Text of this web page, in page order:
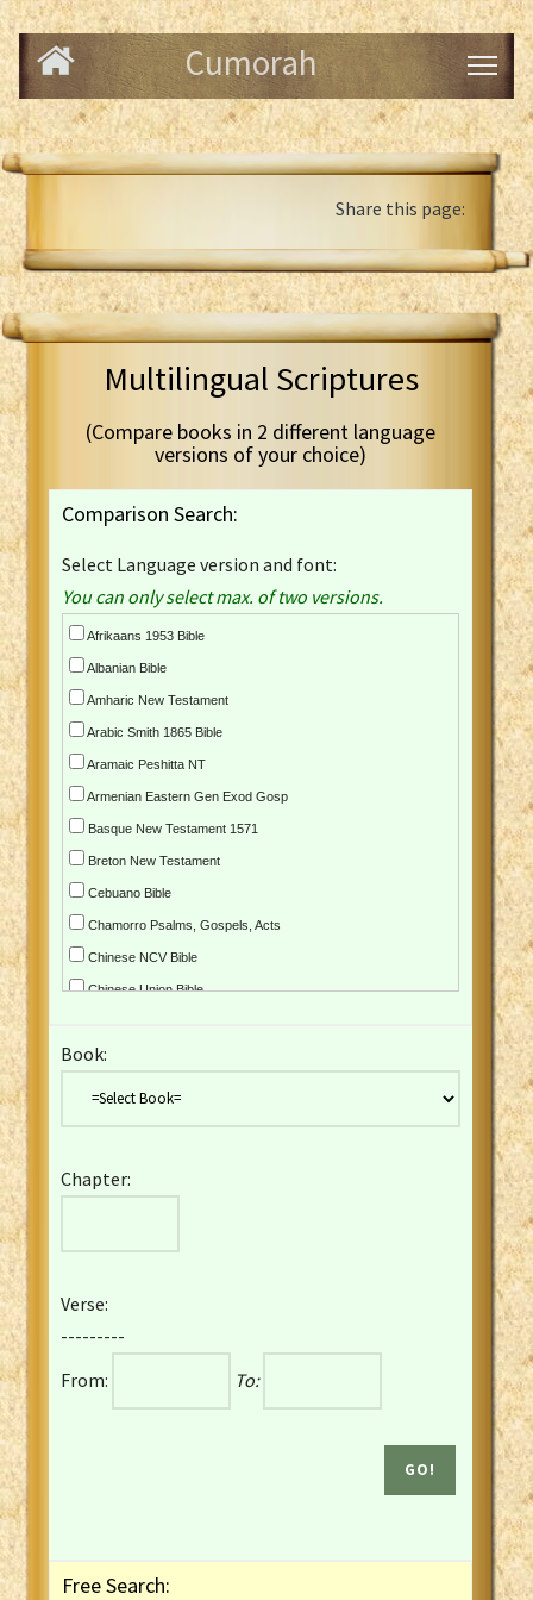
Cumorah
Share this page:
Multilingual Scriptures
(Compare books in 2 different language
versions of your choice)
Comparison Search:
Select Language version and font:
You can only select max. of two versions.
Afrikaans 1953 Bible
Albanian Bible
Amharic New Testament
Arabic Smith 1865 Bible
Aramaic Peshitta NT
Armenian Eastern Gen Exod Gosp
Basque New Testament 1571
Breton New Testament
Cebuano Bible
Chamorro Psalms, Gospels, Acts
Chinese NCV Bible
Chinese Union Bible
Czech Kralicka Bible
English YLT 1898 Bible
French Darby Bible
French Louis Segond Bible
Gaelic (Manx) Selections
Gaelic (Scottish) Mark
Book:
Chapter:
Verse:
---------
From:
To:
Free Search: